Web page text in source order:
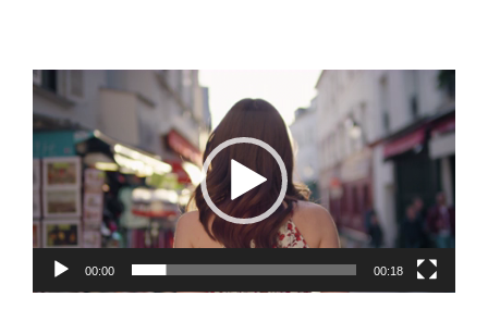
動
画
プ
レ
ー
ヤ
ー
00:00 00:18